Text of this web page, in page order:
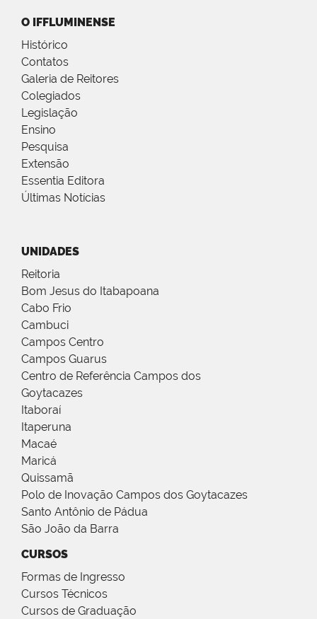
O IFFLUMINENSE
Histórico
Contatos
Galeria de Reitores
Colegiados
Legislação
Ensino
Pesquisa
Extensão
Essentia Editora
Últimas Notícias
UNIDADES
Reitoria
Bom Jesus do Itabapoana
Cabo Frio
Cambuci
Campos Centro
Campos Guarus
Centro de Referência Campos dos
Goytacazes
Itaboraí
Itaperuna
Macaé
Maricá
Quissamã
Polo de Inovação Campos dos Goytacazes
Santo Antônio de Pádua
São João da Barra
CURSOS
Formas de Ingresso
Cursos Técnicos
Cursos de Graduação